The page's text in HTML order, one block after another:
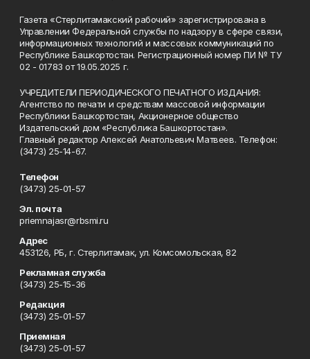
Газета «Стерлитамакский рабочий» зарегистрирована в
Управлении Федеральной службы по надзору в сфере связи,
информационных технологий и массовых коммуникаций по
Республике Башкортостан. Регистрационный номер ПИ № ТУ
02 - 01783 от 19.05.2025 г.
УЧРЕДИТЕЛИ ПЕРИОДИЧЕСКОГО ПЕЧАТНОГО ИЗДАНИЯ:
Агентство по печати и средствам массовой информации
Республики Башкортостан, Акционерное общество
Издательский дом «Республика Башкортостан».
Главный редактор Алексей Анатольевич Матвеев. Телефон:
(3473) 25-14-67.
Телефон
(3473) 25-01-57
Эл. почта
priemnajasr@rbsmi.ru
Адрес
453126, РБ, г. Стерлитамак, ул. Комсомольская, 82
Рекламная служба
(3473) 25-15-36
Редакция
(3473) 25-01-57
Приемная
(3473) 25-01-57